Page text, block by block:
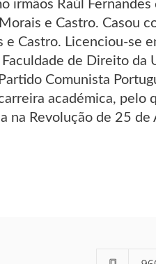
irmãos Raúl
e Castro. Casou
Castro. Licenciou-se
de Direito da
Comunista
académica, pelo
na Revolução de 25